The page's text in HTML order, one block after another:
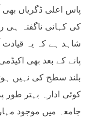
پاس اعلی ڈگریاں بھی
کی کہانی ناگفتہ ہی
شاہد ہے کہ یہ
پانے کے بعد بھی
بلند سطح کی نہیں
کوئی ادارہ بہتر طور
جامعہ میں موجود